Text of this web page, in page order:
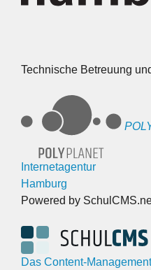
Technische Betreuung
Internetagentur
Hamburg
Powered by
Das Content-